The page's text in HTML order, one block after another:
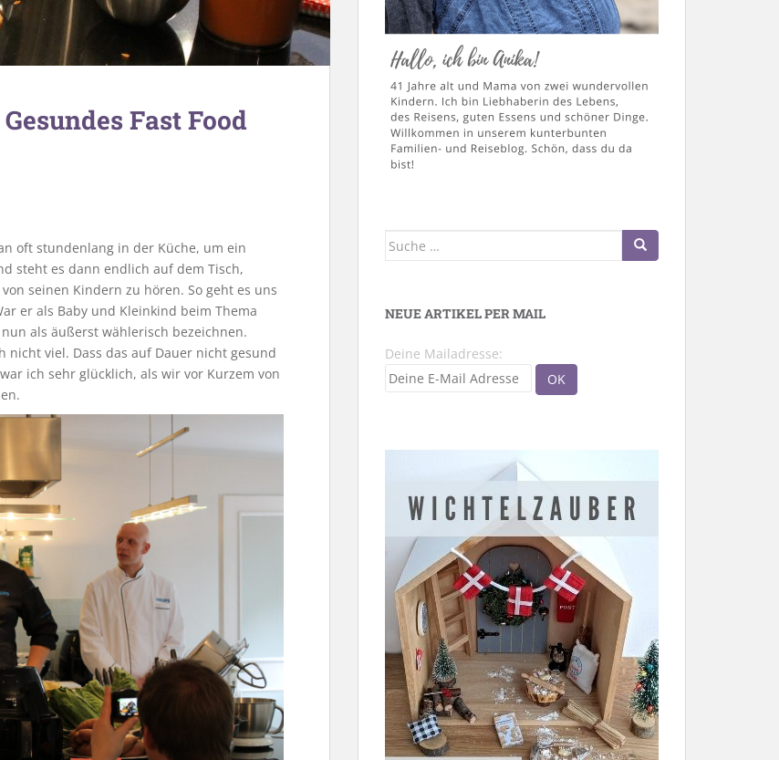
Fast Food
oft stundenlang in der Küche, um ein
steht es dann endlich auf dem Tisch,
seinen Kindern zu hören. So geht es uns
er als Baby und Kleinkind beim Thema
als äußerst wählerisch bezeichnen.
nicht viel. Dass das auf Dauer nicht gesund
ich sehr glücklich, als wir vor Kurzem von
Suche
NEUE ARTIKEL PER MAIL
Deine Mailadresse: